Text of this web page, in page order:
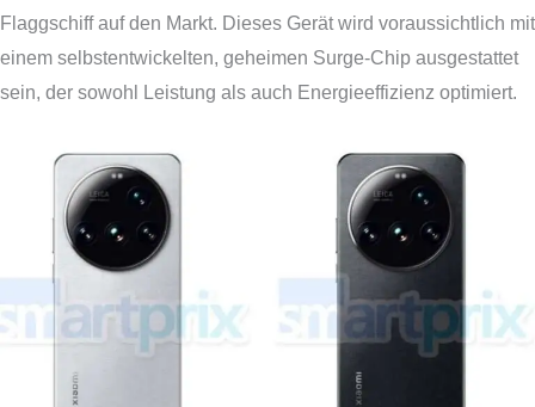
Flaggschiff auf den Markt. Dieses Gerät wird voraussichtlich mit
einem selbstentwickelten, geheimen Surge-Chip ausgestattet
sein, der sowohl Leistung als auch Energieeffizienz optimiert.